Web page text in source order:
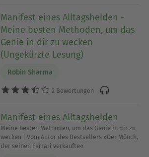
Manifest eines Alltagshelden -
Meine besten Methoden, um das
Genie in dir zu wecken
(Ungekürzte Lesung)
Robin Sharma
2 Bewertungen
Manifest eines Alltagshelden
Meine besten Methoden, um das Genie in dir zu
wecken | Vom Autor des Bestsellers »Der Mönch,
der seinen Ferrari verkaufte«